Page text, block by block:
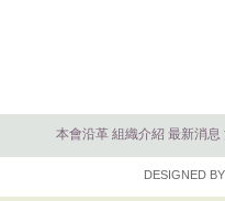
本會沿革 組織介紹 最新消息
DESIGNED